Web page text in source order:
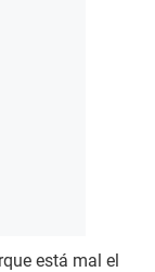
está mal el